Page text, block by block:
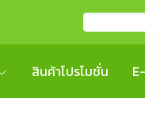
สินค้าโปรโมชั่น